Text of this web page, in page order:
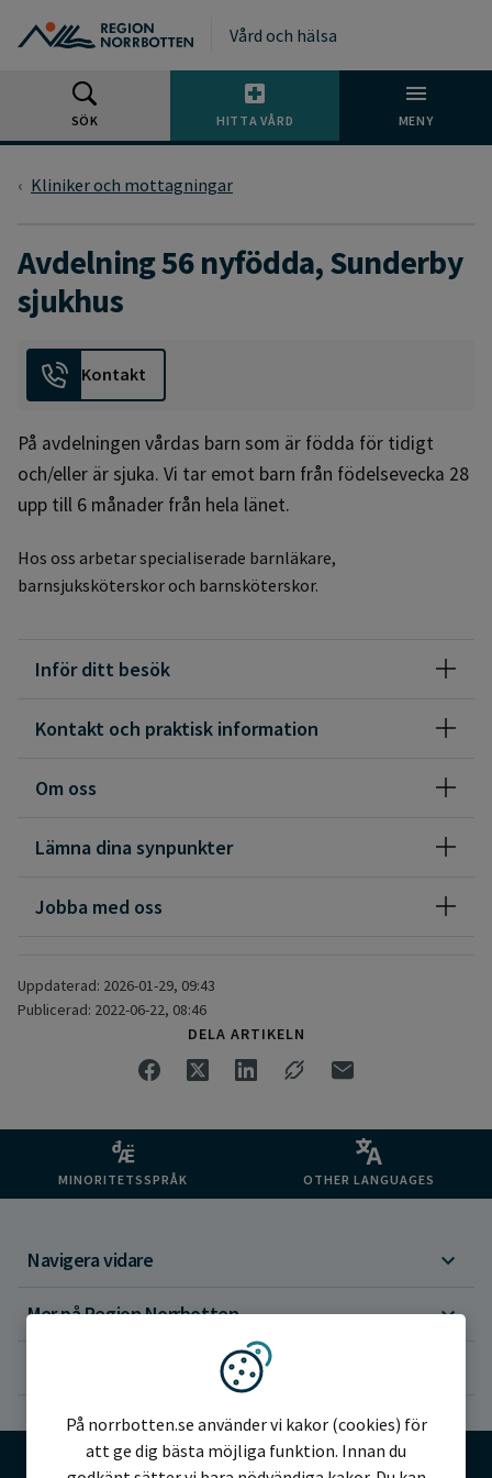
Vård och hälsa
SÖK HITTA VÅRD MENY
Kliniker och mottagningar
Avdelning 56 nyfödda, Sunderby
sjukhus
Kontakt
På avdelningen vårdas barn som är födda för tidigt
och/eller är sjuka. Vi tar emot barn från födelsevecka 28
upp till 6 månader från hela länet.
Hos oss arbetar specialiserade barnläkare,
barnsjuksköterskor och barnsköterskor.
Inför ditt besök
Kontakt och praktisk information
Om oss
Lämna dina synpunkter
Jobba med oss
Uppdaterad: 2026-01-29, 09:43
Publicerad: 2022-06-22, 08:46
DELA ARTIKELN
MINORITETSSPRÅK OTHER LANGUAGES
Navigera vidare
Mer på Region Norrbotten
Vi använder kakor
På norrbotten.se använder vi kakor (cookies) för
att ge dig bästa möjliga funktion. Innan du